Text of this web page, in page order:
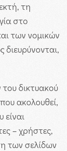
τη
στο
των νομικών
διευρύνονται,
δικτυακού
ακολουθεί,
είναι
– χρήστες,
των σελίδων